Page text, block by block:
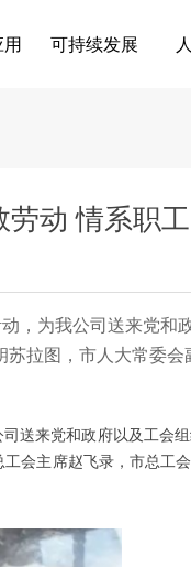
可持续发展
动 情系职
送来党和政府以及工会
会主席赵飞录，市总工
，为我公司送来党和
拉图，市人大常委会